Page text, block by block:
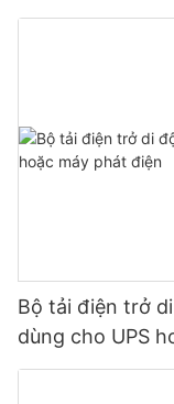
Bộ tải điện trở
dùng cho UPS